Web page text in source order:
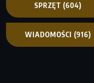
SPRZĘT (604)
WIADOMOŚCI (916)